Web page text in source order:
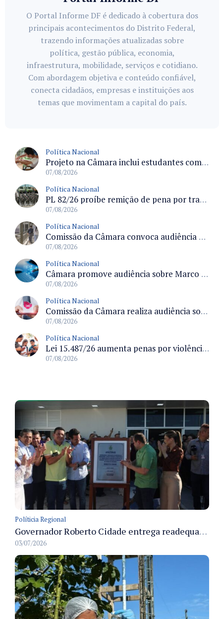
O Portal Informe DF é dedicado à cobertura dos
principais acontecimentos do Distrito Federal,
trazendo informações atualizadas sobre
política, gestão pública, economia,
infraestrutura, mobilidade, serviços e cotidiano.
Com abordagem objetiva e conteúdo confiável,
conecta cidadãos, empresas e instituições aos
temas que movimentam a capital do país.
Política Nacional
Projeto na Câmara inclui estudantes com deficiência no regime escolar especial da LDB e estabelece critérios para frequência
07/08/2026
Política Nacional
PL 82/26 proíbe remição de pena por trabalho em funções militares para condenados por crimes contra o Estado Democrático de Direito
07/08/2026
Política Nacional
Comissão da Câmara convoca audiência para discutir misoginia nas escolas e universidades após divulgação de listas misóginas
07/08/2026
Política Nacional
Câmara promove audiência sobre Marco de Fomento à Economia Digital e impactos da inteligência artificial
07/08/2026
Política Nacional
Comissão da Câmara realiza audiência sobre apostas online para medir o tamanho do mercado ilegal
07/08/2026
Política Nacional
Lei 15.487/26 aumenta penas por violência sexual digital contra crianças e adolescentes e autoriza ronda virtual para investigação
07/08/2026
Políticia Regional
Governador Roberto Cidade entrega readequação do ambulatório da FCecon e amplia capacidade de atendimento oncológico em Manaus
03/07/2026